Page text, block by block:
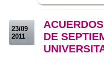
23/09
2011
DE